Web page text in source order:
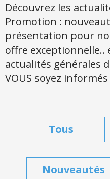
Découvrez les
Promotion :
présentation pour
offre exceptionnelle..
actualités générales
VOUS soyez informés
Tous
Nouveautés